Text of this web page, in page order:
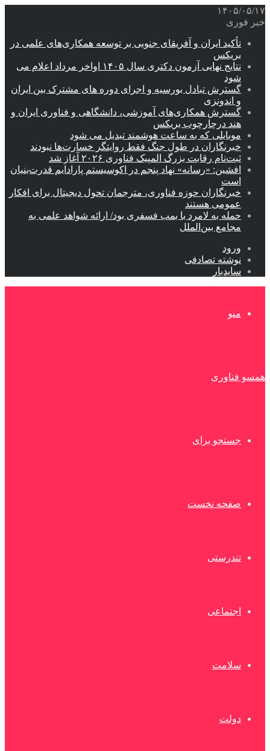
۱۴۰۵/۰۵/۱۷
خبر فوری
تأکید ایران و آفریقای جنوبی بر توسعه همکاری‌های علمی در
بریکس
نتایج نهایی آزمون دکتری سال ۱۴۰۵ اواخر مرداد اعلام می
شود
گسترش تبادل بورسیه و اجرای دوره های مشترک بین ایران
و اندونزی
گسترش همکاری‌های آموزشی، دانشگاهی و فناوری ایران و
هند درچارچوب بریکس
موبایلی که به ساعت هوشمند تبدیل می شود
خبرنگاران در طول جنگ فقط روایتگر خسارت‌ها نبودند
ثبت‌نام رقابت بزرگ المپیک فناوری ۲۰۲۶ آغاز شد
افشین: «رسانه» نهاد پنجم در اکوسیستم پارادایم قدرت‌بنیان
است
خبرنگاران حوزه فناوری، مترجمان تحول دیجیتال برای افکار
عمومی هستند
حمله به لامرد با بمب فسفری بود/ ارائه شواهد علمی به
مجامع بین‌الملل
ورود
نوشته تصادفی
سایدبار
منو
همسو فناوری
جستجو برای
صفحه نخست
تندرستی
اجتماعی
سلامت
دولت